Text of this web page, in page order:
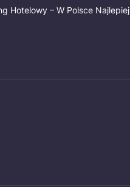
Hotelowy – W Polsce Najlepiej